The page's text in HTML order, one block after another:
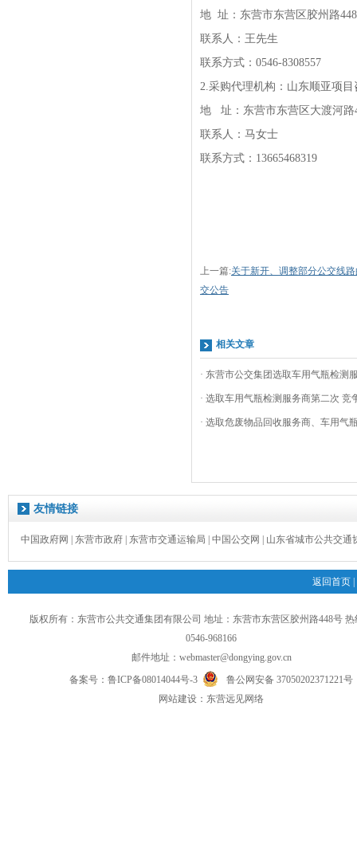
地 址：东营市东营区胶州路
联系人：王先生
联系方式：0546-8308557
2.采购代理机构：山东顺亚项
地 址：东营市东营区大渡河路
联系人：马女士
联系方式：13665468319
上一篇:关于新开、调整部分公交线
交公告
相关文章
· 东营市公交集团选取车用气瓶检测
· 选取车用气瓶检测服务商第二次 竞
· 选取危废物品回收服务商、车用气
友情链接
中国政府网 东营市政府 东营市交通运输局 中国公交网 山东省城市公共交通
返回首页
版权所有：东营市公共交通集团有限公司 地址：东营市东营区胶州路448号
0546-968166
邮件地址： webmaster@dongying.gov.cn
备案号： 鲁ICP备08014044号-3
鲁公网安备 37050202371221号
网站建设： 东营远见网络